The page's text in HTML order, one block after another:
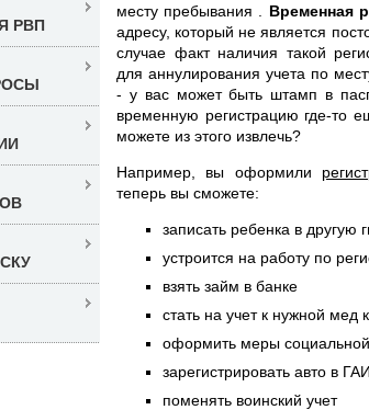
месту пребывания . Временная
адресу, который не является
случае факт наличия такой
для аннулирования учета по
- у вас может быть штамп в
временную регистрацию где-то
можете из этого извлечь?
Например, вы оформили
теперь вы сможете:
записать ребенка в другую
устроится на работу по
взять займ в банке
стать на учет к нужной мед
оформить меры
зарегистрировать авто в
поменять воинский учет
РВП